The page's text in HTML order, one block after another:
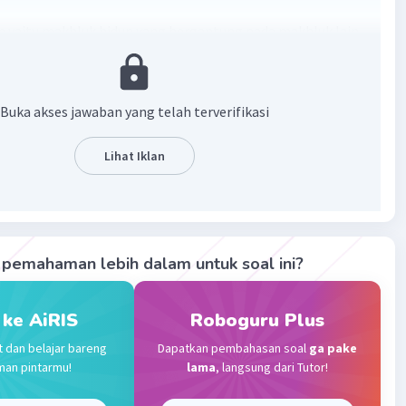
tidak bisa memproduksi makanan sendiri seperti
· 0.0(0) Balas
Iklan
yaitu makhluk hidup yang bergantung pada makhluk lain
tidak bisa memproduksi makanan sendiri seperti
Maka dari itu untuk menjaga kelangsungan hidupnya,
ekosistem biasa nya adalah hewan.
Buka akses jawaban yang telah terverifikasi
Lihat Iklan
lebih dalam untuk soal ini?
AiRIS
dan belajar bareng
pintarmu!
Roboguru Plus
Dapatkan pembahasan soal ga pake
lama, langsung dari Tutor!